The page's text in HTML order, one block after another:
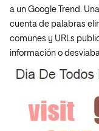
a un Google Trend.
cuenta de palabras
comunes y URLs
información o